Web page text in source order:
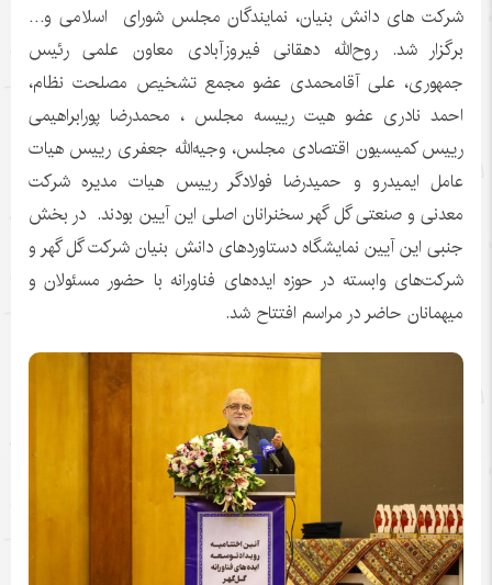
شرکت های دانش بنیان، نمایندگان مجلس شورای اسلامی و…
برگزار شد. روح‌الله دهقانی فیروزآبادی معاون علمی رئیس
جمهوری، علی آقامحمدی عضو مجمع تشخیص مصلحت نظام،
احمد نادری عضو هیت رییسه مجلس ، محمدرضا پورابراهیمی
رییس کمیسیون اقتصادی مجلس، وجیه‌الله جعفری رییس هیات
عامل ایمیدرو و حمیدرضا فولادگر رییس هیات مدیره شرکت
معدنی و صنعتی گل گهر سخنرانان اصلی این آیین بودند. در بخش
جنبی این آیین نمایشگاه دستاوردهای دانش بنیان شرکت گل گهر و
شرکت‌های وابسته در حوزه ایده‌های فناورانه با حضور مسئولان و
میهمانان حاضر در مراسم افتتاح شد.